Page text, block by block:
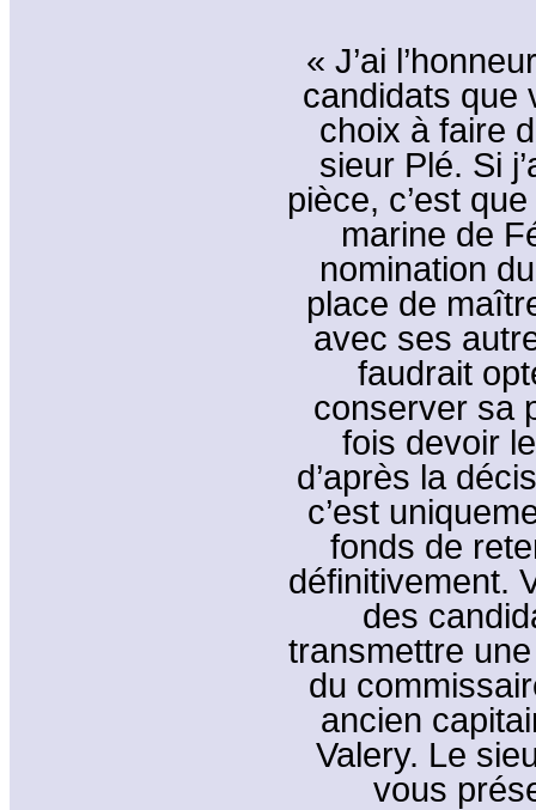
« J’ai
candidats que
choix à faire
sieur Plé. Si
pièce, c’est
marine de
nomination
place de
avec ses
faudrait
conserver sa
fois devoir
d’après la
c’est
fonds de
définitivement.
des
transmettre une
du
ancien
Valery. Le
vous